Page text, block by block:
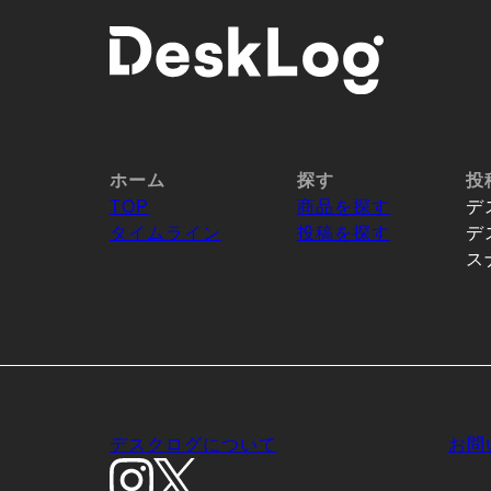
ホーム
TOP
タイムライン
探す
商品を探す
投稿を探す
投
デ
デ
ス
デスクログについて お問